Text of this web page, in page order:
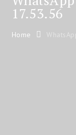
17.53.56
Home